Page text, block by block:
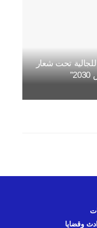
تحت شعار
وقضايا